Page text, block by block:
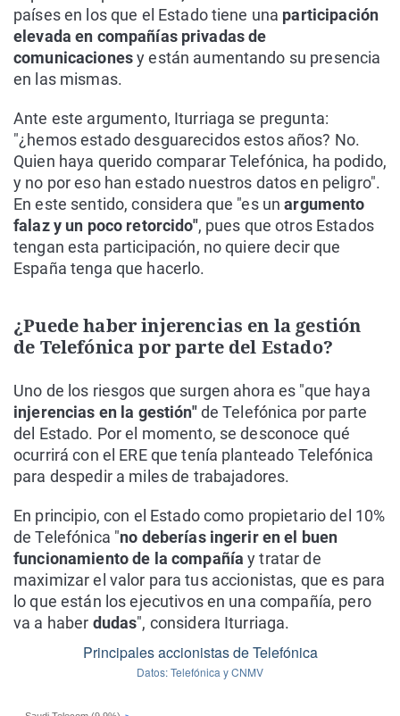
países en los que el Estado tiene una participación
elevada en compañías privadas de
comunicacionesy están aumentando su presencia
en las mismas.
Ante este argumento, Iturriaga se pregunta:
"¿hemos estado desguarecidos estos años? No.
Quien haya querido comparar Telefónica, ha podido,
y no por eso han estado nuestros datos en peligro".
En este sentido, considera que "es unargumento
falaz y un poco retorcido", pues que otros Estados
tengan esta participación, no quiere decir que
España tenga que hacerlo.
¿Puede haber injerencias en la gestión
de Telefónica por parte del Estado?
Uno de los riesgos que surgen ahora es "que haya
injerencias en la gestión"de Telefónica por parte
del Estado. Por el momento, se desconoce qué
ocurrirá con el ERE que tenía planteado Telefónica
para despedir a miles de trabajadores.
En principio, con el Estado como propietario del 10%
de Telefónica "no deberías ingerir en el buen
funcionamiento de la compañíay tratar de
maximizar el valor para tus accionistas, que es para
lo que están los ejecutivos en una compañía, pero
va a haber dudas", considera Iturriaga.